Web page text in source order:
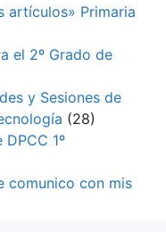
artículos» Primaria
el 2º Grado de
y Sesiones de
(28)
1º
comunico con mis